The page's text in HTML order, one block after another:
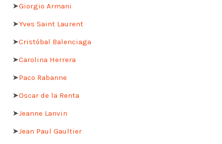
➤Giorgio Armani
➤Yves Saint Laurent
➤Cristóbal Balenciaga
➤Carolina Herrera
➤Paco Rabanne
➤Oscar de la Renta
➤Jeanne Lanvin
➤Jean Paul Gaultier